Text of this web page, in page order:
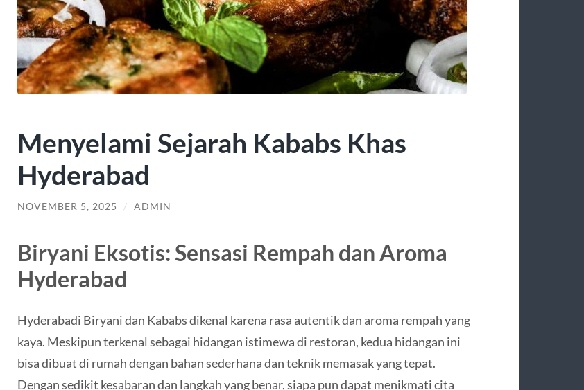
Menyelami Sejarah Kababs Khas
Hyderabad
NOVEMBER 5, 2025 / ADMIN
Biryani Eksotis: Sensasi Rempah dan Aroma
Hyderabad
Hyderabadi Biryani dan Kababs dikenal karena rasa autentik dan aroma rempah yang
kaya. Meskipun terkenal sebagai hidangan istimewa di restoran, kedua hidangan ini
bisa dibuat di rumah dengan bahan sederhana dan teknik memasak yang tepat.
Dengan sedikit kesabaran dan langkah yang benar, siapa pun dapat menikmati cita